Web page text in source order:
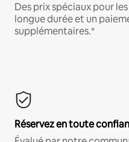
Des prix spéciaux pour
longue durée et un
supplémentaires.*
Réservez en toute